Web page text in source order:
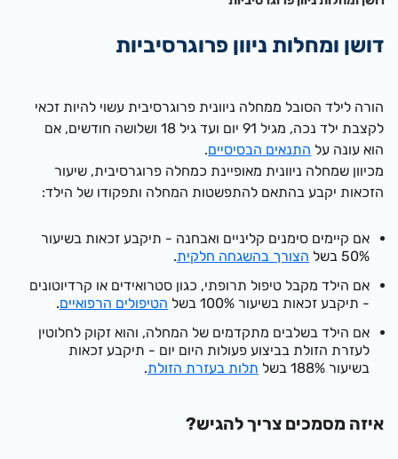
דושן ומחלות ניוון פרוגרסיביות
הורה ל​ילד הסובל ממחלה ניוונית פרוגרסיבית עשוי להיות זכאי
לקצבת ילד נכה, מגיל 91 יום ועד גיל 18 ושלושה חודשים, אם
הוא עונה עלהתנאים הבסיסיים.
מכיוון שמחלה ניוונית מאופיינת כמחלה פרוגרסיבית, שיעור
הזכאות יקבע בהתאם להתפשטות המחלה ותפקודו של הילד:
אם קיימים סימנים קליניים ואבחנה - תיקבע זכאות בשיעור
50% בשל
הצורך בהשגחה חלקית.
אם הילד מקבל טיפול תרופתי, כגון סטרואידים או קרדיוטונים
- תיקבע זכאות בשיעור 100% בשל
הטיפולים הרפואיים.
אם הילד בשלבים מתקדמים של המחלה, והוא זקוק לחלוטין
לעזרת הזולת בביצוע פעולות היום יום - תיקבע זכאות
בשיעור 188% בשל
תלות בעזרת הזולת.
איזה מסמכים צריך להגיש?